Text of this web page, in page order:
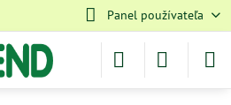
Panel používateľa